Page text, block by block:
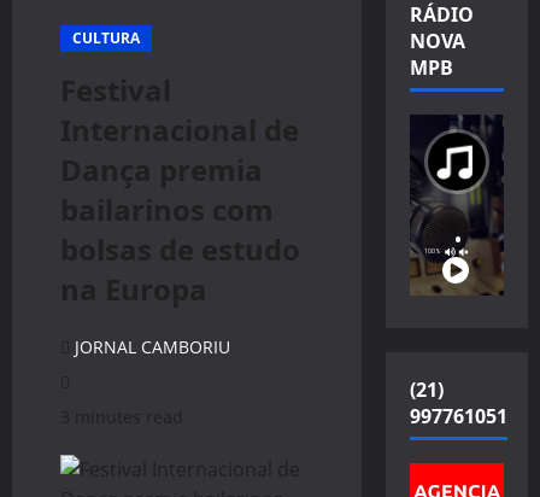
CULTURA
Festival
Internacional de
Dança premia
bailarinos com
bolsas de estudo
na Europa
JORNAL CAMBORIU
3 minutes read
RÁDIO
NOVA
MPB
(21)
997761051